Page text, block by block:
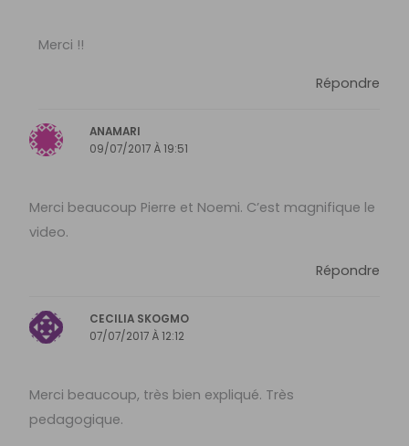
Merci !!
Répondre
ANAMARI
09/07/2017 À 19:51
Merci beaucoup Pierre et Noemi. C’est magnifique le
video.
Répondre
CECILIA SKOGMO
07/07/2017 À 12:12
Merci beaucoup, très bien expliqué. Très
pedagogique.